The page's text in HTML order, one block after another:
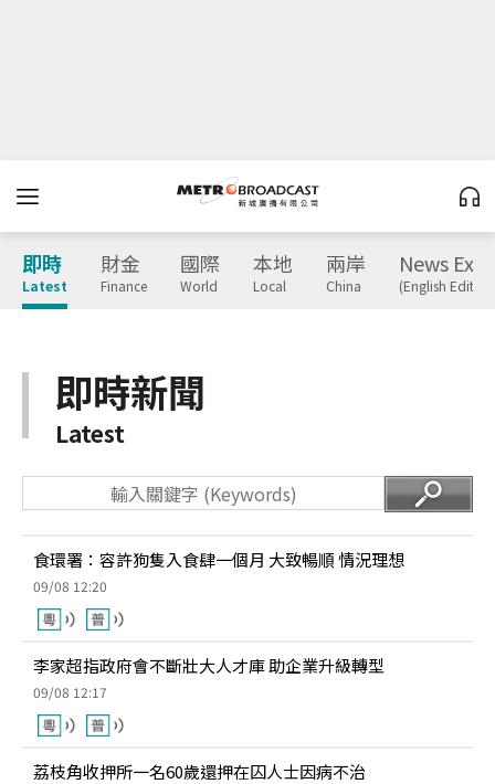
即時
Latest
財金
Finance
國際
World
本地
Local
兩岸
China
News
(English
即時新聞
Latest
食環署：容許狗隻入食肆一個月 大致暢順 情況理想
09/08 12:20
李家超指政府會不斷壯大人才庫 助企業升級轉型
09/08 12:17
荔枝角收押所一名60歲還押在囚人士因病不治